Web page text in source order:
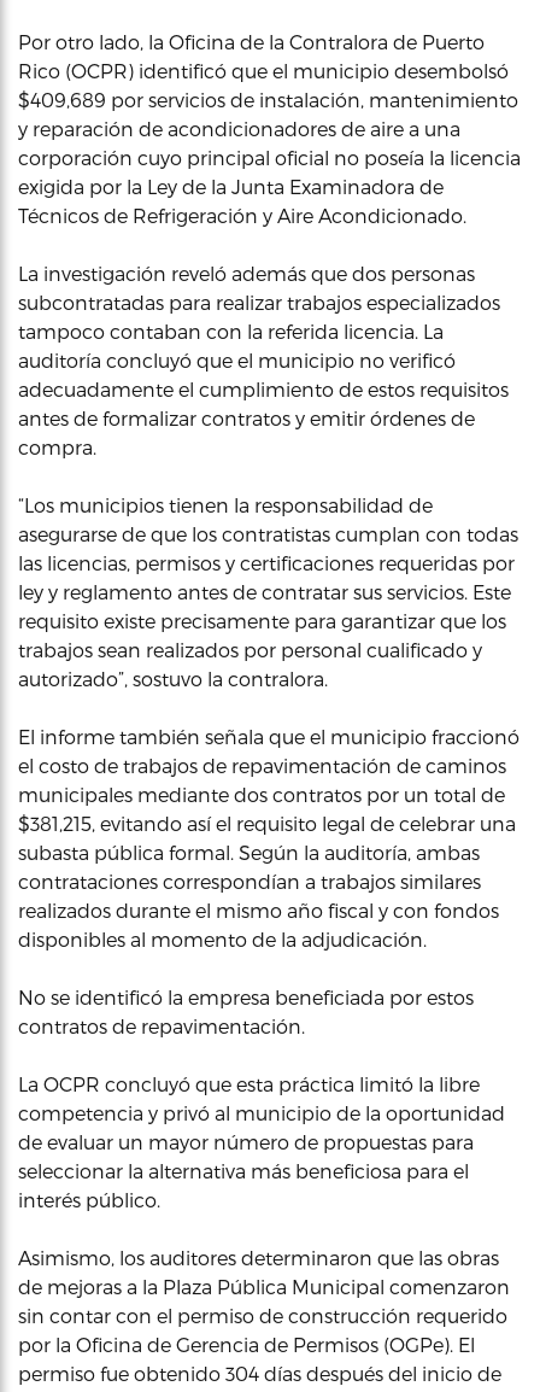
Por otro lado, la Oficina de la Contralora de Puerto
Rico (OCPR) identificó que el municipio desembolsó
$409,689 por servicios de instalación, mantenimiento
y reparación de acondicionadores de aire a una
corporación cuyo principal oficial no poseía la licencia
exigida por la Ley de la Junta Examinadora de
Técnicos de Refrigeración y Aire Acondicionado.
La investigación reveló además que dos personas
subcontratadas para realizar trabajos especializados
tampoco contaban con la referida licencia. La
auditoría concluyó que el municipio no verificó
adecuadamente el cumplimiento de estos requisitos
antes de formalizar contratos y emitir órdenes de
compra.
“Los municipios tienen la responsabilidad de
asegurarse de que los contratistas cumplan con todas
las licencias, permisos y certificaciones requeridas por
ley y reglamento antes de contratar sus servicios. Este
requisito existe precisamente para garantizar que los
trabajos sean realizados por personal cualificado y
autorizado”, sostuvo la contralora.
El informe también señala que el municipio fraccionó
el costo de trabajos de repavimentación de caminos
municipales mediante dos contratos por un total de
$381,215, evitando así el requisito legal de celebrar una
subasta pública formal. Según la auditoría, ambas
contrataciones correspondían a trabajos similares
realizados durante el mismo año fiscal y con fondos
disponibles al momento de la adjudicación.
No se identificó la empresa beneficiada por estos
contratos de repavimentación.
La OCPR concluyó que esta práctica limitó la libre
competencia y privó al municipio de la oportunidad
de evaluar un mayor número de propuestas para
seleccionar la alternativa más beneficiosa para el
interés público.
Asimismo, los auditores determinaron que las obras
de mejoras a la Plaza Pública Municipal comenzaron
sin contar con el permiso de construcción requerido
por la Oficina de Gerencia de Permisos (OGPe). El
permiso fue obtenido 304 días después del inicio de